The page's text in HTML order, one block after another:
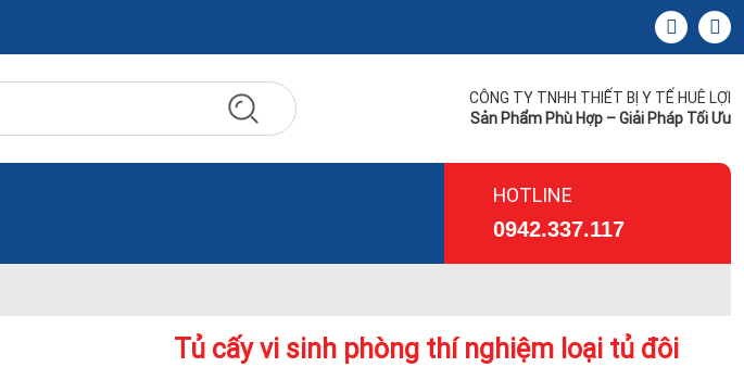
CÔNG TY TNHH THIẾT BỊ Y TẾ HUÊ LỢI
Sản Phẩm Phù Hợp – Giải Pháp Tối Ưu
HOTLINE
0942.337.117
Tủ cấy vi sinh phòng thí nghiệm loại tủ đôi